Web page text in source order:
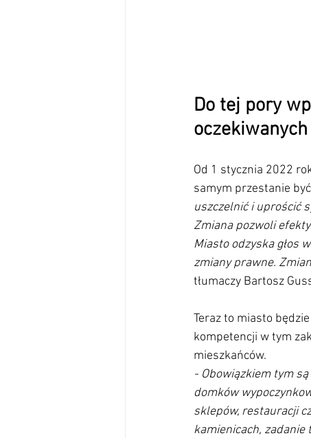
Do tej pory
Od 1 stycznia 2022
samym przestanie
uszczelnić i uprościć
Zmiana pozwoli
Miasto odzyska głos
zmiany prawne.
tłumaczy Bartosz
Teraz to miasto
kompetencji w tym
mieszkańców.
- Obowiązkiem tym
domków
sklepów, restauracji
kamienicach,